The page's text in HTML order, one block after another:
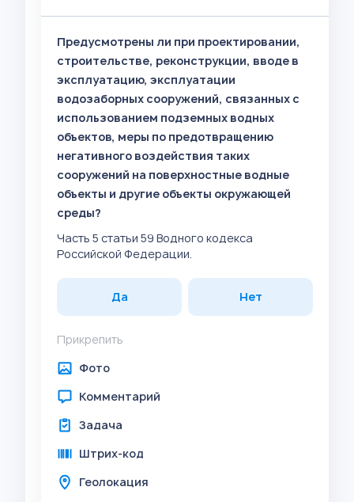
Предусмотрены ли при проектировании,
строительстве, реконструкции, вводе в
эксплуатацию, эксплуатации
водозаборных сооружений, связанных с
использованием подземных водных
объектов, меры по предотвращению
негативного воздействия таких
сооружений на поверхностные водные
объекты и другие объекты окружающей
среды?
Часть 5 статьи 59 Водного кодекса
Российской Федерации.
Да Нет
Прикрепить
Фото
Комментарий
Задача
Штрих-код
Геолокация